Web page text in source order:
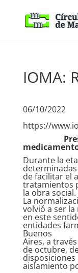
IOMA:
06/
https://
Durante la
de facilitar el
tratamientos
la obra social.
La
volvió a ser
en este
entidades
Buenos
Aires, a
de octubre,
aislamiento